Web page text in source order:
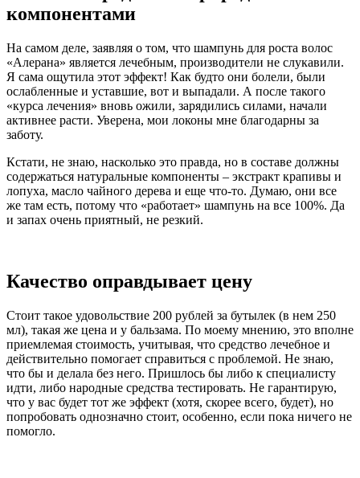
компонентами
На самом деле, заявляя о том, что шампунь для роста волос
«Алерана» является лечебным, производители не слукавили.
Я сама ощутила этот эффект! Как будто они болели, были
ослабленные и уставшие, вот и выпадали. А после такого
«курса лечения» вновь ожили, зарядились силами, начали
активнее расти. Уверена, мои локоны мне благодарны за
заботу.
Кстати, не знаю, насколько это правда, но в составе должны
содержаться натуральные компоненты – экстракт крапивы и
лопуха, масло чайного дерева и еще что-то. Думаю, они все
же там есть, потому что «работает» шампунь на все 100%. Да
и запах очень приятный, не резкий.
Качество оправдывает цену
Стоит такое удовольствие 200 рублей за бутылек (в нем 250
мл), такая же цена и у бальзама. По моему мнению, это вполне
приемлемая стоимость, учитывая, что средство лечебное и
действительно помогает справиться с проблемой. Не знаю,
что бы и делала без него. Пришлось бы либо к специалисту
идти, либо народные средства тестировать. Не гарантирую,
что у вас будет тот же эффект (хотя, скорее всего, будет), но
попробовать однозначно стоит, особенно, если пока ничего не
помогло.